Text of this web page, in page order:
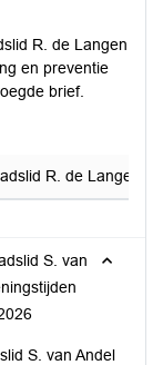
R. de Langen
en preventie
brief.
R. de Langen
S. van
S. van Andel